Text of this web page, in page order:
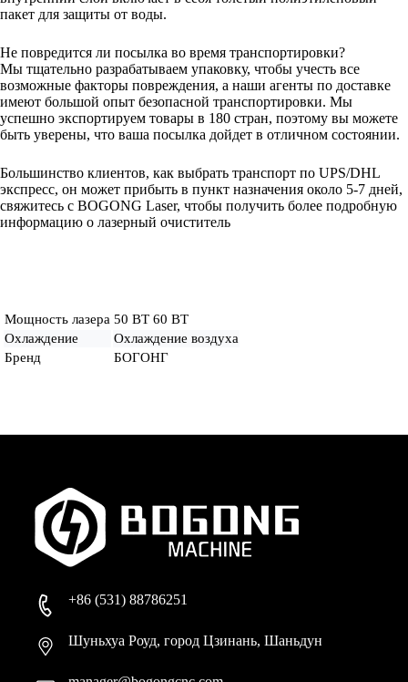
пакет для защиты от воды.
Не повредится ли посылка во время транспортировки?
Мы тщательно разрабатываем упаковку, чтобы учесть все
возможные факторы повреждения, а наши агенты по доставке
имеют большой опыт безопасной транспортировки. Мы
успешно экспортируем товары в 180 стран, поэтому вы можете
быть уверены, что ваша посылка дойдет в отличном состоянии.
Большинство клиентов, как выбрать транспорт по UPS/DHL
экспресс, он может прибыть в пункт назначения около 5-7 дней,
свяжитесь с BOGONG Laser, чтобы получить более подробную
информацию о лазерный очиститель
Мощность лазера 50 ВТ 60 ВТ
Охлаждение
Охлаждение воздуха
Бренд
БОГОНГ
+86 (531) 88786251
Шуньхуа Роуд, город Цзинань, Шаньдун